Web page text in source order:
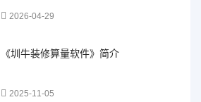
2026-04-29
《圳牛装修算量软件》简介
2025-11-05